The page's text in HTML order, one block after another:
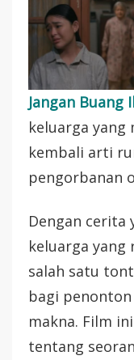
Jangan Buang
keluarga
kembali arti
pengorbanan
Dengan cerita
keluarga
salah satu
bagi
makna. Film
tentang